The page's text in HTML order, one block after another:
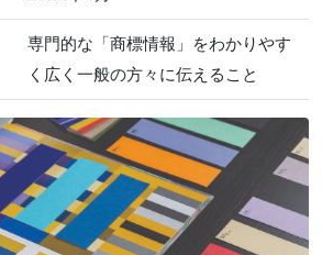
専門的な「商標情報」をわかりやす
く広く一般の方々に伝えること